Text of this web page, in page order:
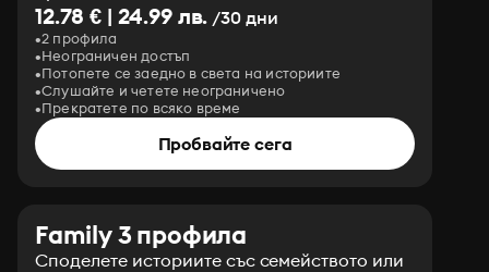
12.78 € | 24.99 лв. /30 дни
2 профила
Неограничен достъп
Потопете се заедно в света на историите
Слушайте и четете неограничено
Прекратете по всяко време
Пробвайте сега
Family 3 профила
Споделете историите със семейството или